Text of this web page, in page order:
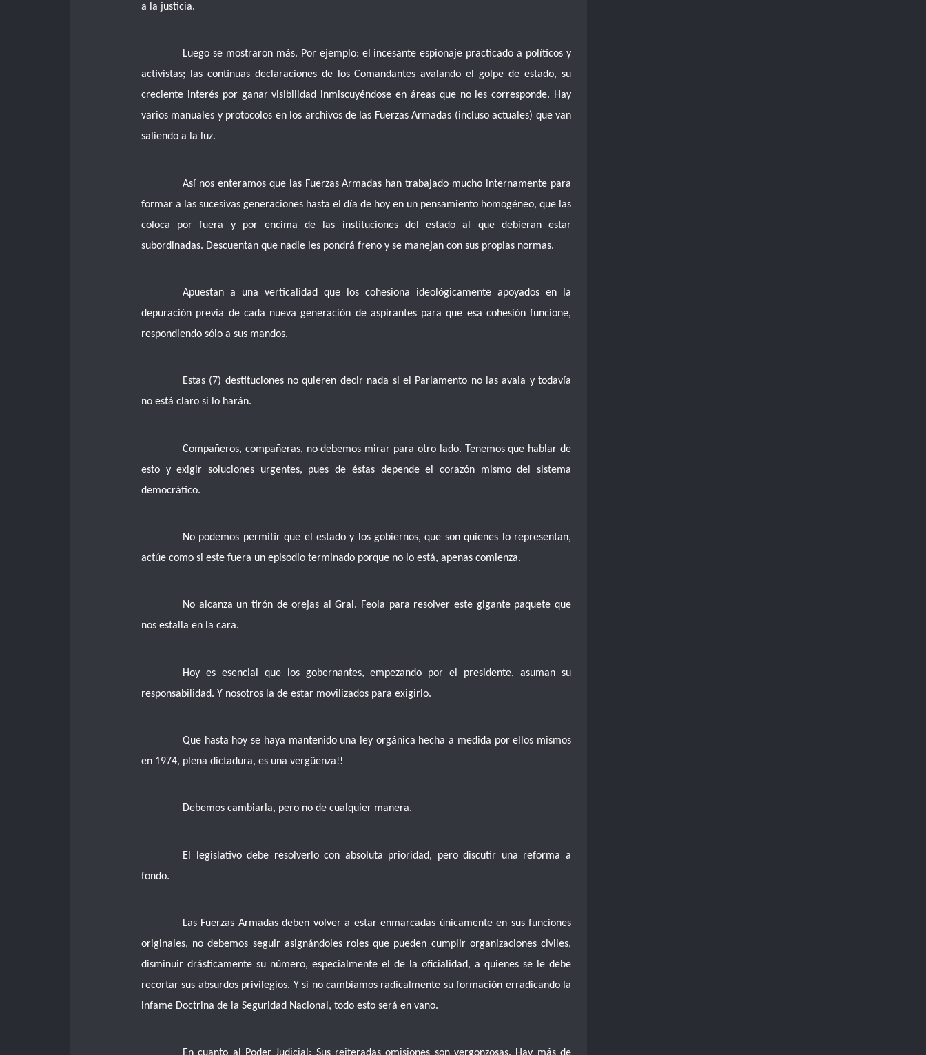
a la justicia.
Luego se mostraron más. Por ejemplo: el incesante espionaje practicado a políticos y
activistas; las continuas declaraciones de los Comandantes avalando el golpe de estado, su
creciente interés por ganar visibilidad inmiscuyéndose en áreas que no les corresponde. Hay
varios manuales y protocolos en los archivos de las Fuerzas Armadas (incluso actuales) que van
saliendo a la luz.
Así nos enteramos que las Fuerzas Armadas han trabajado mucho internamente para
formar a las sucesivas generaciones hasta el día de hoy en un pensamiento homogéneo, que las
coloca por fuera y por encima de las instituciones del estado al que debieran estar
subordinadas. Descuentan que nadie les pondrá freno y se manejan con sus propias normas.
Apuestan a una verticalidad que los cohesiona ideológicamente apoyados en la
depuración previa de cada nueva generación de aspirantes para que esa cohesión funcione,
respondiendo sólo a sus mandos.
Estas (7) destituciones no quieren decir nada si el Parlamento no las avala y todavía
no está claro si lo harán.
Compañeros, compañeras, no debemos mirar para otro lado. Tenemos que hablar de
esto y exigir soluciones urgentes, pues de éstas depende el corazón mismo del sistema
democrático.
No podemos permitir que el estado y los gobiernos, que son quienes lo representan,
actúe como si este fuera un episodio terminado porque no lo está, apenas comienza.
No alcanza un tirón de orejas al Gral. Feola para resolver este gigante paquete que
nos estalla en la cara.
Hoy es esencial que los gobernantes, empezando por el presidente, asuman su
responsabilidad. Y nosotros la de estar movilizados para exigirlo.
Que hasta hoy se haya mantenido una ley orgánica hecha a medida por ellos mismos
en 1974, plena dictadura, es una vergüenza!!
Debemos cambiarla, pero no de cualquier manera.
El legislativo debe resolverlo con absoluta prioridad, pero discutir una reforma a
fondo.
Las Fuerzas Armadas deben volver a estar enmarcadas únicamente en sus funciones
originales, no debemos seguir asignándoles roles que pueden cumplir organizaciones civiles,
disminuir drásticamente su número, especialmente el de la oficialidad, a quienes se le debe
recortar sus absurdos privilegios. Y si no cambiamos radicalmente su formación erradicando la
infame Doctrina de la Seguridad Nacional, todo esto será en vano.